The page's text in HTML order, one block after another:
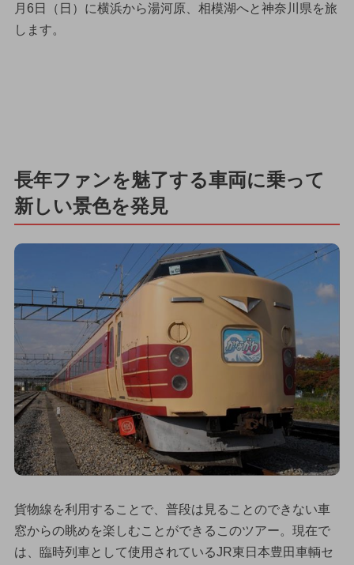
月6日（日）に横浜から湯河原、相模湖へと神奈川県を旅
します。
長年ファンを魅了する車両に乗って
新しい景色を発見
貨物線を利用することで、普段は見ることのできない車
窓からの眺めを楽しむことができるこのツアー。現在で
は、臨時列車として使用されているJR東日本豊田車輌セ